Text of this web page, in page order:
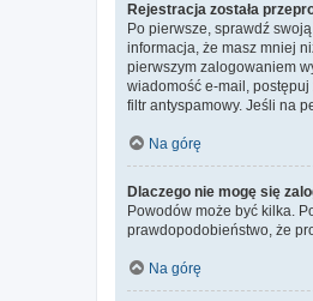
Rejestracja została
Po pierwsze, sprawdź
informacja, że masz mniej
pierwszym zalogowaniem
wiadomość e-mail, postępuj
filtr antyspamowy. Jeśli na
Na górę
Dlaczego nie mogę się
Powodów może być kilka.
prawdopodobieństwo, że
Na górę